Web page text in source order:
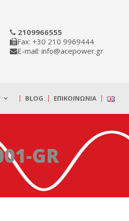
2109966555
Fax: +30 210 9969444
E-mail: info@acepower.gr
BLOG ΕΠΙΚΟΙΝΩΝΊΑ
GR